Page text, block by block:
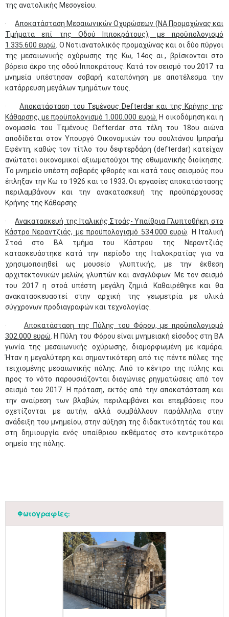
της ανατολικής Μεσογείου.
· Αποκατάσταση Μεσαιωνικών Οχυρώσεων (NΑ Προμαχώνας και
Τμήματα επί της Οδού Ιπποκράτους), με προϋπολογισμό
1.335.600 ευρώ . O Νοτιανατολικός προμαχώνας και οι δύο πύργοι
της μεσαιωνικής οχύρωσης της Κω, 14ος αι., βρίσκονται στο
βόρειο άκρο της οδού Ιπποκράτους. Κατά τον σεισμό του 2017 τα
μνημεία υπέστησαν σοβαρή καταπόνηση με αποτέλεσμα την
κατάρρευση μεγάλων τμημάτων τους.
·Αποκατάσταση του Τεμένους Defterdar και της Κρήνης της
Κάθαρσης, με προϋπολογισμό 1.000.000 ευρώ. Η οικοδόμηση και η
ονομασία του Τεμένους Defterdar στα τέλη του 18ου αιώνα
αποδίδεται στον Υπουργό Οικονομικών του σουλτάνου Ιμπραήμ
Εφέντη, καθώς τον τίτλο του δεφτερδάρη (defterdar) κατείχαν
ανώτατοι οικονομικοί αξιωματούχοι της οθωμανικής διοίκησης.
Το μνημείο υπέστη σοβαρές φθορές και κατά τους σεισμούς που
έπληξαν την Κω το 1926 και το 1933. Οι εργασίες αποκατάστασης
περιλαμβάνουν και την ανακατασκευή της προϋπάρχουσας
Κρήνης της Κάθαρσης.
·Ανακατασκευή της Ιταλικής Στοάς- Υπαίθρια Γλυπτοθήκη, στο
Κάστρο Νεραντζιάς, με προϋπολογισμό 534.000 ευρώ . Η Ιταλική
Στοά στο ΒΑ τμήμα του Κάστρου της Νεραντζιάς
κατασκευάστηκε κατά την περίοδο της Ιταλοκρατίας για να
χρησιμοποιηθεί ως μουσείο γλυπτικής, με την έκθεση
αρχιτεκτονικών μελών, γλυπτών και αναγλύφων. Με τον σεισμό
του 2017 η στοά υπέστη μεγάλη ζημιά. Καθαιρέθηκε και θα
ανακατασκευαστεί στην αρχική της γεωμετρία με υλικά
σύγχρονων προδιαγραφών και τεχνολογίας.
· Αποκατάσταση της Πύλης του Φόρου, με προϋπολογισμό
302.000 ευρώ . Η Πύλη του Φόρου είναι μνημειακή είσοδος στη ΒΑ
γωνία της μεσαιωνικής οχύρωσης, διαμορφωμένη με καμάρα.
Ήταν η μεγαλύτερη και σημαντικότερη από τις πέντε πύλες της
τειχισμένης μεσαιωνικής πόλης. Από το κέντρο της πύλης και
προς το νότο παρουσιάζονται διαγώνιες ρηγματώσεις από τον
σεισμό του 2017. Η πρόταση, εκτός από την αποκατάσταση και
την αναίρεση των βλαβών, περιλαμβάνει και επεμβάσεις που
σχετίζονται με αυτήν, αλλά συμβάλλουν παράλληλα στην
ανάδειξη του μνημείου, στην αύξηση της διδακτικότητάς του και
στη δημιουργία ενός υπαίθριου εκθέματος στο κεντρικότερο
σημείο της πόλης.
Φωτογραφίες: